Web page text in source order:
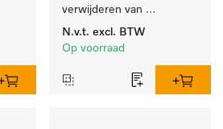
verwijderen van
hardnekkige
zetmeelaanslag.
N.v.t. excl. BTW
Op voorraad